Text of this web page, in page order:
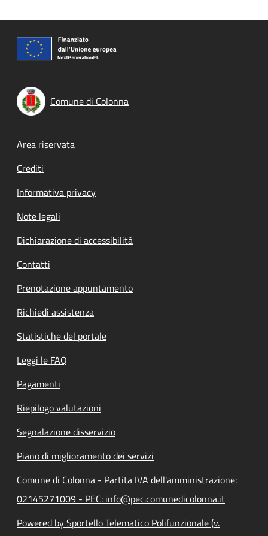
Comune di Colonna
Footer menu
Area riservata
Crediti
Informativa privacy
Note legali
Dichiarazione di accessibilità
Contatti
Prenotazione appuntamento
Richiedi assistenza
Statistiche del portale
Leggi le FAQ
Pagamenti
Riepilogo valutazioni
Segnalazione disservizio
Piano di miglioramento dei servizi
Comune di Colonna - Partita IVA dell'amministrazione:
02145271009 - PEC: info@pec.comunedicolonna.it
Powered by Sportello Telematico Polifunzionale (v.